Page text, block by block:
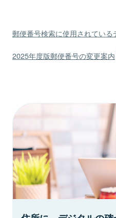
郵便番号検索に使用されている
2025年度版郵便番号の変更案内